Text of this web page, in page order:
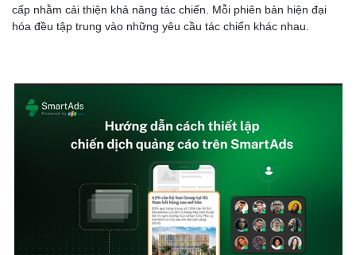
Sản phụ khoa
Nam khoa
Nhà đẹp
Blog
Tình yêu - Gia đình
cấp nhằm cải thiện khả năng tác chiến. Mỗi phiên bản hiện đại
hóa đều tập trung vào những yêu cầu tác chiến khác nhau.